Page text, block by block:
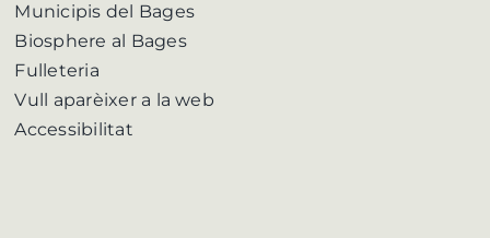
Municipis del Bages
Biosphere al Bages
Fulleteria
Vull aparèixer a la web
Accessibilitat